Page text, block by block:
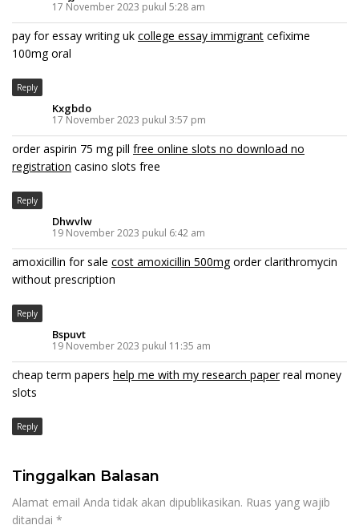
17 November 2023 pukul 5:28 am
pay for essay writing uk college essay immigrant cefixime
100mg oral
Reply
Kxgbdo
17 November 2023 pukul 3:57 pm
order aspirin 75 mg pill free online slots no download no
registration casino slots free
Reply
Dhwvlw
19 November 2023 pukul 6:42 am
amoxicillin for sale cost amoxicillin 500mgorder clarithromycin
without prescription
Reply
Bspuvt
19 November 2023 pukul 11:35 am
cheap term papers help me with my research paperreal money
slots
Reply
Tinggalkan Balasan
Alamat email Anda tidak akan dipublikasikan. Ruas yang wajib
ditandai *